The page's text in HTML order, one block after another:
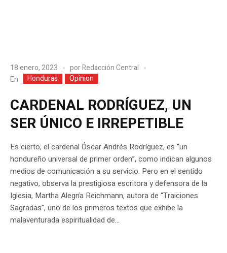
18 enero, 2023 porRedacción Central
En
Honduras Opinion
CARDENAL RODRÍGUEZ, UN
SER ÚNICO E IRREPETIBLE
Es cierto, el cardenal Óscar Andrés Rodríguez, es “un
hondureño universal de primer orden”, como indican algunos
medios de comunicación a su servicio. Pero en el sentido
negativo, observa la prestigiosa escritora y defensora de la
Iglesia, Martha Alegría Reichmann, autora de “Traiciones
Sagradas”, uno de los primeros textos que exhibe la
malaventurada espiritualidad de...